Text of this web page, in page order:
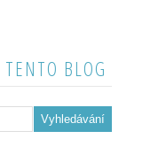
BLOG